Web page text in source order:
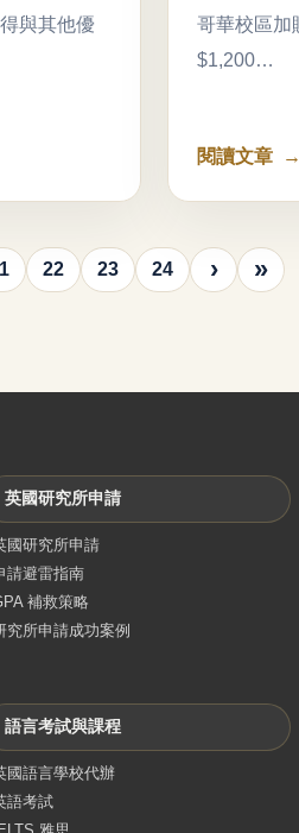
與其他優
哥華校區加
$1,200…
閱讀文章
22 23 24 › »
英國研究所申請
國研究所申請
請避雷指南
補救策略
究所申請成功案例
語言考試與課程
國語言學校代辦
語考試